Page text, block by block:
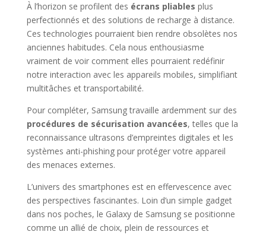
À l’horizon se profilent des écrans pliables plus
perfectionnés et des solutions de recharge à distance.
Ces technologies pourraient bien rendre obsolètes nos
anciennes habitudes. Cela nous enthousiasme
vraiment de voir comment elles pourraient redéfinir
notre interaction avec les appareils mobiles, simplifiant
multitâches et transportabilité.
Pour compléter, Samsung travaille ardemment sur des
procédures de sécurisation avancées, telles que la
reconnaissance ultrasons d’empreintes digitales et les
systèmes anti-phishing pour protéger votre appareil
des menaces externes.
L’univers des smartphones est en effervescence avec
des perspectives fascinantes. Loin d’un simple gadget
dans nos poches, le Galaxy de Samsung se positionne
comme un allié de choix, plein de ressources et